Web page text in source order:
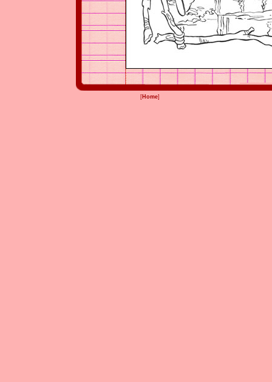
[Home]